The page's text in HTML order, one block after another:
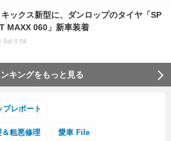
キックス新型に、ダンロップのタイヤ「SP
MAXX 060」新車装着
Sat 5:58
キングをもっと見る
プレポート
粗悪修理 愛車 File